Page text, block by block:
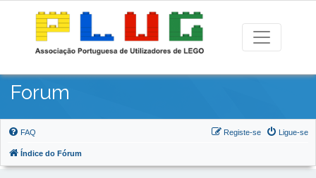
Forum
FAQ Ligue-se
Registe-se
Índice do Fórum